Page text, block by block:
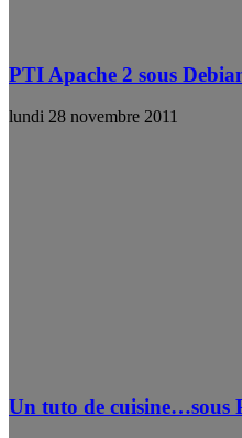
PTI Apache 2 sous
lundi 28 novembre 2011
Un tuto de cuisine…sous